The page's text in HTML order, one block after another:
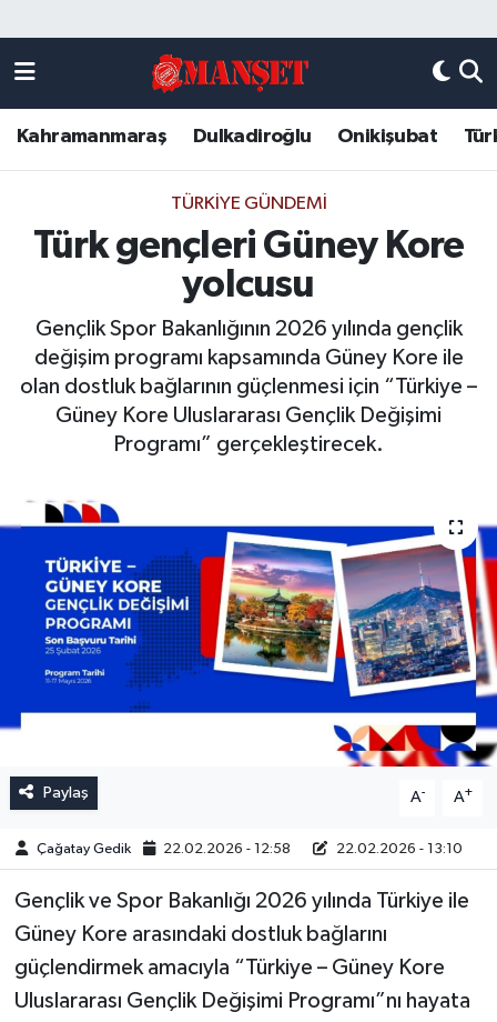
Kahramanmaraş Dulkadiroğlu Onikişubat
TÜRKIYE GÜNDEMI
Türk gençleri Güney Kore
yolcusu
Gençlik Spor Bakanlığının 2026 yılında gençlik
değişim programı kapsamında Güney Kore ile
olan dostluk bağlarının güçlenmesi için “Türkiye –
Güney Kore Uluslararası Gençlik Değişimi
Programı” gerçekleştirecek.
Paylaş A- A+
Çağatay Gedik 22.02.2026 - 12:58 22.02.2026 - 13:10
Gençlik ve Spor Bakanlığı 2026 yılında Türkiye ile
Güney Kore arasındaki dostluk bağlarını
güçlendirmek amacıyla “Türkiye – Güney Kore
Uluslararası Gençlik Değişimi Programı”nı hayata
DULKADİROĞLU
KAHRAMANMARAŞ
ONİKİŞUBAT
Künye
Kahramanmaraş Nöbetçi Eczaneler
Kahramanmaraş Hava Durumu
Kahramanmaraş Trafik Yoğunluk Haritası
Süper Lig Puan Durumu ve Fikstür
Son Dakika Haberleri
Haber Arşivi